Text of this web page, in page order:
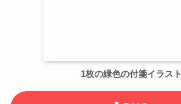
1枚の緑色の付箋イラスト